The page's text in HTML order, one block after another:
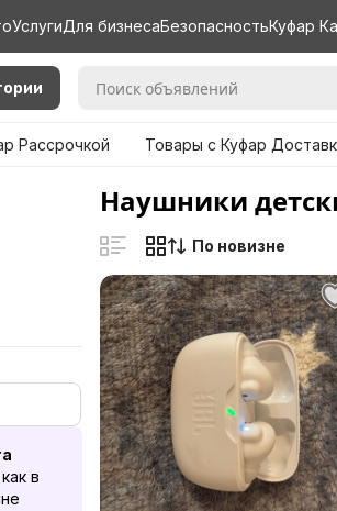
УслугиДля бизнесаБезопасностьКуфар
Рассрочкой Товары с Куфар
в
Наушники
По новизне